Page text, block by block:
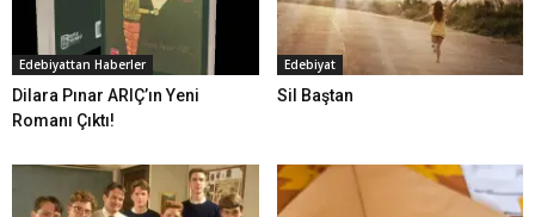
Edebiyattan Haberler
Dilara Pınar ARIÇ’ın Yeni
Romanı Çıktı!
Edebiyat
Sil Baştan